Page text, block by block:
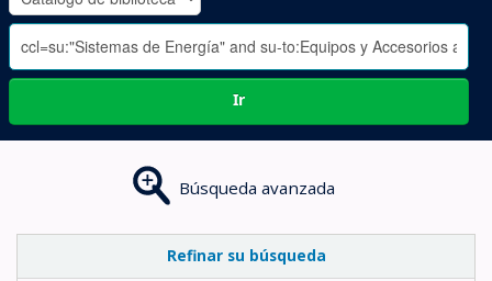
-
Ir
Búsqueda avanzada
Refinar su búsqueda